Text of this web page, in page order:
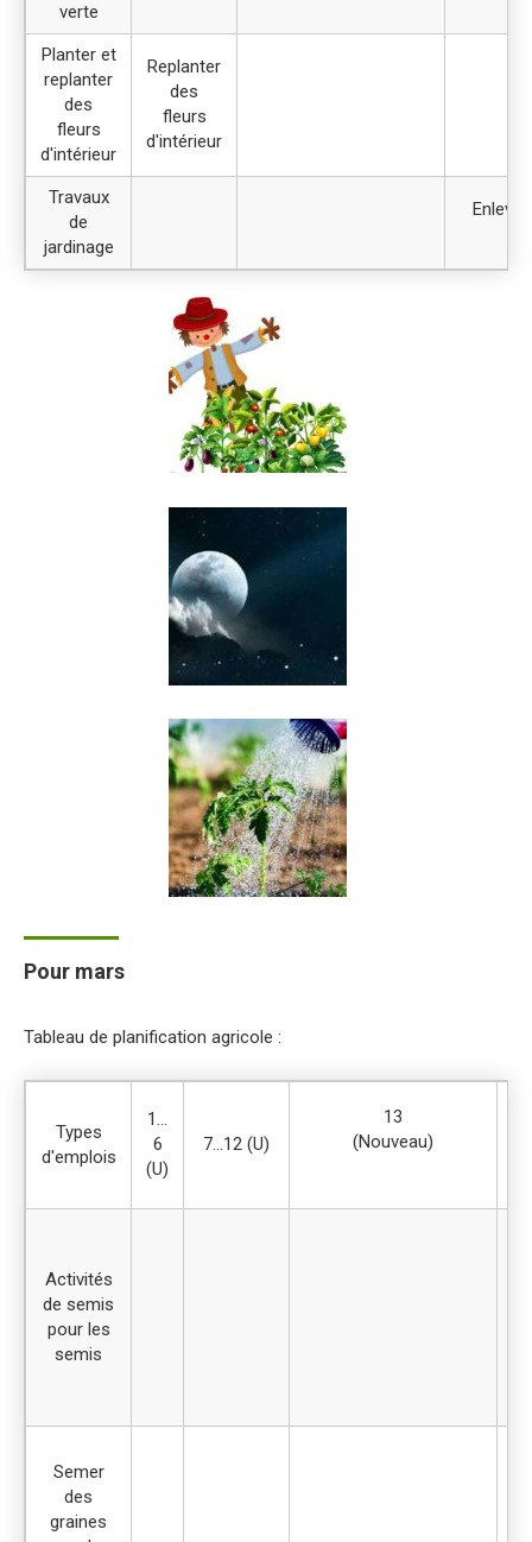
verte
Planter et
replanter
des
fleurs
d'intérieur
Replanter
des
fleurs
d'intérieur
Travaux
de
jardinage
Pour mars
Tableau de planification agricole :
Types
d'emplois
1…
6
(U)
7…12 (U)
13
(Nouveau)
Activités
de semis
pour les
semis
Semer
des
graines